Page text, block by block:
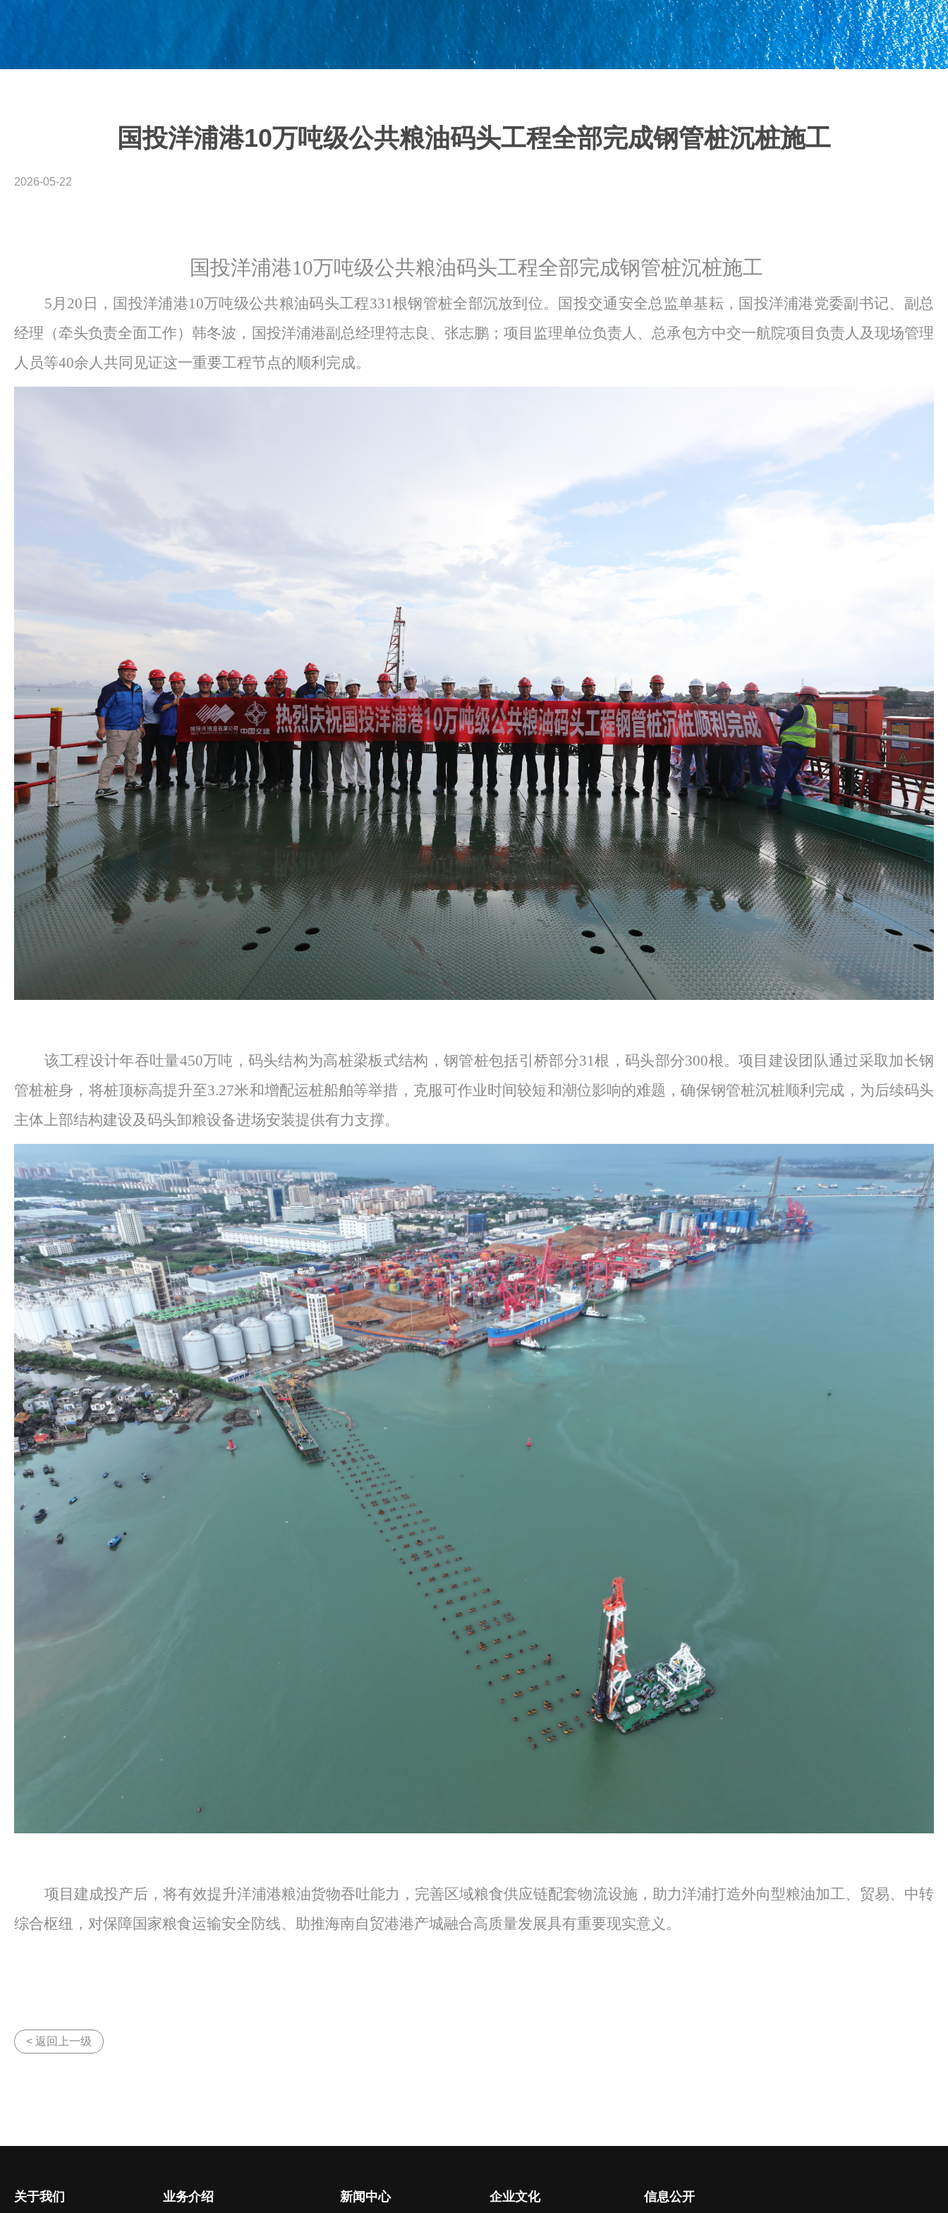
国投洋浦港10万吨级公共粮油码头工程全部完成钢管桩沉桩施工
2026-05-22
国投洋浦港10万吨级公共粮油码头工程全部完成钢管桩沉桩施工
5月20日，国投洋浦港10万吨级公共粮油码头工程331根钢管桩全部沉放到位。国投交通安全总监单基耘，国投洋浦港党委副书记、副总
经理（牵头负责全面工作）韩冬波，国投洋浦港副总经理符志良、张志鹏；项目监理单位负责人 、总承包方中交一航院项目负责人及现场管理
人员等40余人共同见证这一重要工程节点的顺利完成。
该工程设计年吞吐量450万吨，码头结构为高桩梁板式结构，钢管桩包括引桥部分31根，码头部分300根。项目建设团队通过采取加长钢
管桩桩身，将桩顶标高提升至3.27米和增配运桩船舶等举措，克服可作业时间较短和潮位影响的难题，确保钢管桩沉桩顺利完成，为后续码头
主体上部结构建设及码头卸粮设备进场安装提供有力支撑。
项目建成投产后，将有效提升洋浦港粮油货物吞吐能力，完善区域粮食供应链配套物流设施，助力洋浦打造外向型粮油加工、贸易、中转
综合枢纽，对保障国家粮食运输安全防线、助推海南自贸港港产城融合高质量发展具有重要现实意义。
< 返回上一级
关于我们 业务介绍 新闻中心 企业文化 信息公开